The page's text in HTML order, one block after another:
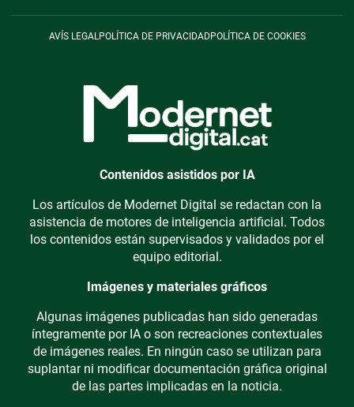
AVÍS LEGAL POLÍTICA DE PRIVACIDADPOLÍTICA DE COOKIES
Contenidos asistidos por IA
Los artículos de Modernet Digital se redactan con la
asistencia de motores de inteligencia artificial. Todos
los contenidos están supervisados y validados por el
equipo editorial.
Imágenes y materiales gráficos
Algunas imágenes publicadas han sido generadas
íntegramente por IA o son recreaciones contextuales
de imágenes reales. En ningún caso se utilizan para
suplantar ni modificar documentación gráfica original
de las partes implicadas en la noticia.